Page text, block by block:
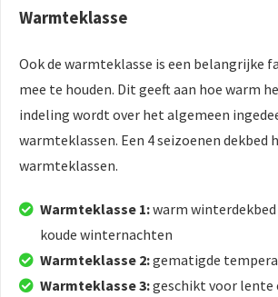
Warmteklasse
Ook de warmteklasse is een belangrijke
mee te houden. Dit geeft aan hoe warm
indeling wordt over het algemeen
warmteklassen. Een 4 seizoenen dekbed
warmteklassen.
Warmteklasse 1:warm
koude winternachten
Warmteklasse 2:gematigde
Warmteklasse 3:geschikt voor lente